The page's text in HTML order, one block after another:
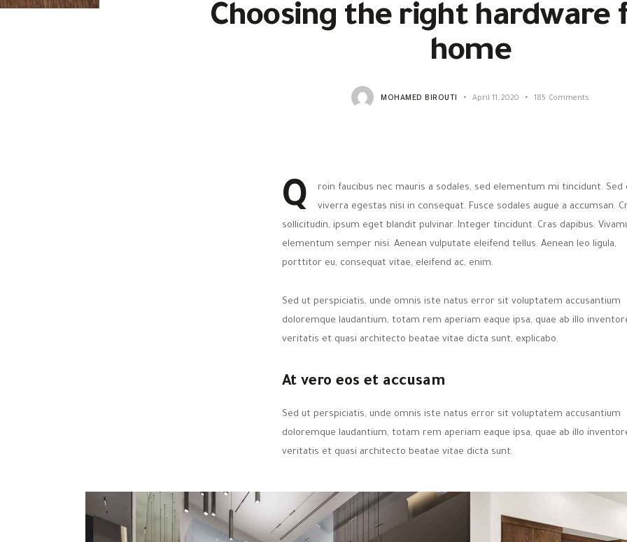
Choosing the right hardware
home
MOHAMED BIROUTI April 11, 2020 185 Comments
Q
roin faucibus nec mauris a sodales, sed elementum mi tincidunt. Sed
viverra egestas nisi in consequat. Fusce sodales augue a accumsan.
sollicitudin, ipsum eget blandit pulvinar. Integer tincidunt. Cras dapibus.
elementum semper nisi. Aenean vulputate eleifend tellus. Aenean leo ligula,
porttitor eu, consequat vitae, eleifend ac, enim.
Sed ut perspiciatis, unde omnis iste natus error sit voluptatem accusantium
doloremque laudantium, totam rem aperiam eaque ipsa, quae ab illo
veritatis et quasi architecto beatae vitae dicta sunt, explicabo.
At vero eos et accusam
Sed ut perspiciatis, unde omnis iste natus error sit voluptatem accusantium
doloremque laudantium, totam rem aperiam eaque ipsa, quae ab illo
veritatis et quasi architecto beatae vitae dicta sunt.